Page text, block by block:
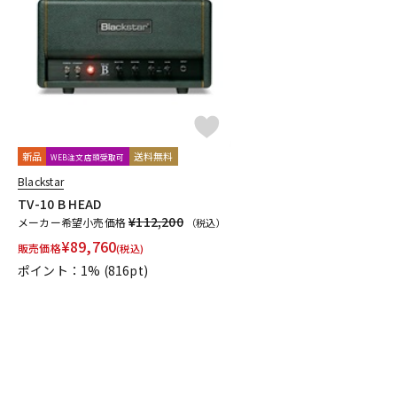
新品 WEB注文店頭受取可 送料無料
Blackstar
TV-10 B HEAD
メーカー希望小売価格¥112,200 （税込）
販売価格¥89,760(税込)
ポイント：1% (816pt)